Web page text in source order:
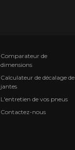
Comparateur de
dimensions
Calculateur de décalage de
jantes
L'entretien de vos pneus
Contactez-nous